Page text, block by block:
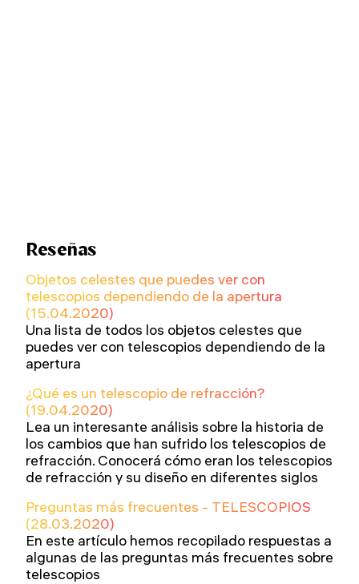
Reseñas
Objetos celestes que puedes ver con
telescopios dependiendo de la apertura
(15.04.2020)
Una lista de todos los objetos celestes que
puedes ver con telescopios dependiendo de la
apertura
¿Qué es un telescopio de refracción?
(19.04.2020)
Lea un interesante análisis sobre la historia de
los cambios que han sufrido los telescopios de
refracción. Conocerá cómo eran los telescopios
de refracción y su diseño en diferentes siglos
Preguntas más frecuentes - TELESCOPIOS
(28.03.2020)
En este artículo hemos recopilado respuestas a
algunas de las preguntas más frecuentes sobre
telescopios